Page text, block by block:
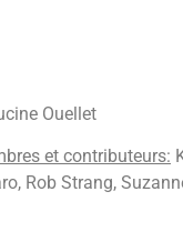
Ouellet
et contributeurs:
Rob Strang,